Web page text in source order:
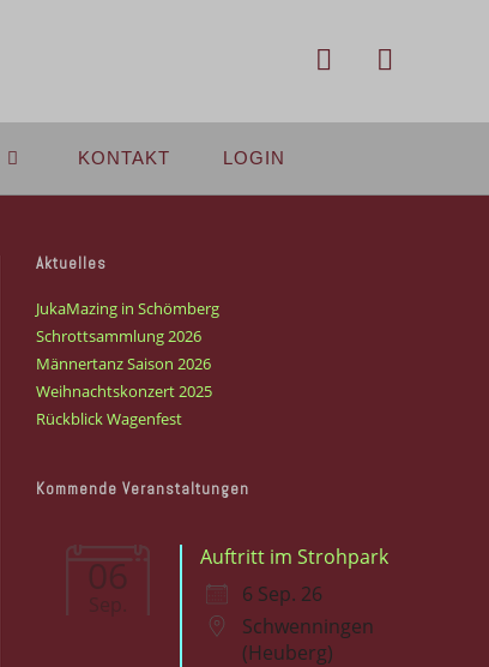
KONTAKT LOGIN
Aktuelles
JukaMazing in Schömberg
Schrottsammlung 2026
Männertanz Saison 2026
Weihnachtskonzert 2025
Rückblick Wagenfest
Kommende Veranstaltungen
06
Sep.
Auftritt im Strohpark
6 Sep. 26
Schwenningen
(Heuberg)